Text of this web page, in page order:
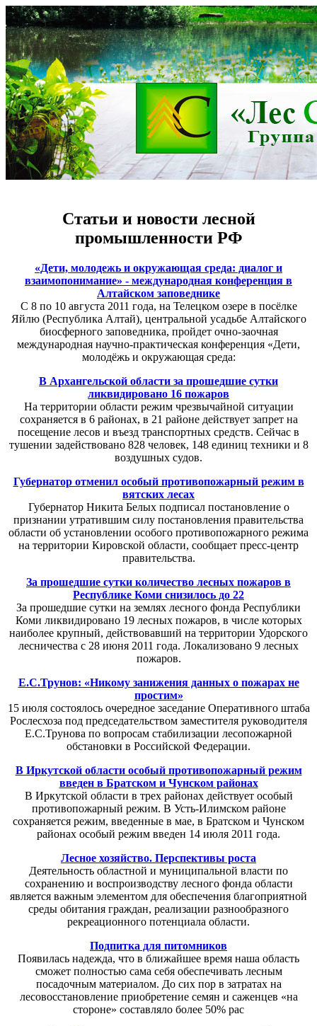
Статьи и новости лесной
промышленности РФ
«Дети, молодежь и окружающая среда: диалог и
взаимопонимание» - международная конференция в
Алтайском заповеднике
С 8 по 10 августа 2011 года, на Телецком озере в посёлке
Яйлю (Республика Алтай), центральной усадьбе Алтайского
биосферного заповедника, пройдет очно-заочная
международная научно-практическая конференция «Дети,
молодёжь и окружающая среда:
В Архангельской области за прошедшие сутки
ликвидировано 16 пожаров
На территории области режим чрезвычайной ситуации
сохраняется в 6 районах, в 21 районе действует запрет на
посещение лесов и въезд транспортных средств. Сейчас в
тушении задействовано 828 человек, 148 единиц техники и 8
воздушных судов.
Губернатор отменил особый противопожарный режим в
вятских лесах
Губернатор Никита Белых подписал постановление о
признании утратившим силу постановления правительства
области об установлении особого противопожарного режима
на территории Кировской области, сообщает пресс-центр
правительства.
За прошедшие сутки количество лесных пожаров в
Республике Коми снизилось до 22
За прошедшие сутки на землях лесного фонда Республики
Коми ликвидировано 19 лесных пожаров, в числе которых
наиболее крупный, действовавший на территории Удорского
лесничества с 28 июня 2011 года. Локализовано 9 лесных
пожаров.
Е.С.Трунов: «Никому занижения данных о пожарах не
простим»
15 июля состоялось очередное заседание Оперативного штаба
Рослесхоза под председательством заместителя руководителя
Е.С.Трунова по вопросам стабилизации лесопожарной
обстановки в Российской Федерации.
В Иркутской области особый противопожарный режим
введен в Братском и Чунском районах
В Иркутской области в трех районах действует особый
противопожарный режим. В Усть-Илимском районе
сохраняется режим, введенные в мае, в Братском и Чунском
районах особый режим введен 14 июля 2011 года.
Лесное хозяйство. Перспективы роста
Деятельность областной и муниципальной власти по
сохранению и воспроизводству лесного фонда области
является важным элементом для обеспечения благоприятной
среды обитания граждан, реализации разнообразного
рекреационного потенциала области.
Подпитка для питомников
Появилась надежда, что в ближайшее время наша область
сможет полностью сама себя обеспечивать лесным
посадочным материалом. До сих пор в затратах на
лесовосстановление приобретение семян и саженцев «на
стороне» составляло более 50% рас